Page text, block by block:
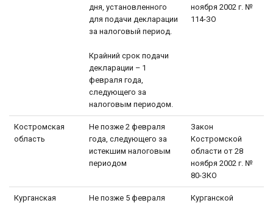
дня, установленного
для подачи декларации
за налоговый период.
Крайний срок подачи
декларации – 1
февраля года,
следующего за
налоговым периодом.
ноября 2002 г. №
114-ЗО
Костромская
область
Не позже 2 февраля
года, следующего за
истекшим налоговым
периодом
Закон
Костромской
области от 28
ноября 2002 г. №
80-ЗКО
Курганская
Не позже 5 февраля
Курганской